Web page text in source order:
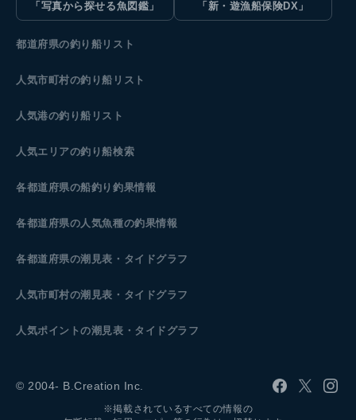
「写真から探せる魚図鑑」
「新・遊漁船保険DX」
都道府県の釣り船リスト
人気市町村の釣り船リスト
人気港の釣り船リスト
人気エリアの釣り船検索
各都道府県の船釣り釣果情報
各都道府県の人気魚種の釣果情報
各都道府県の潮見表 ・タイドグラフ
人気市町村の潮見表・タイドグラフ
人気ポイントの潮見表・タイドグラフ
© 2004- B.Creation Inc.
※掲載されているすべての情報の